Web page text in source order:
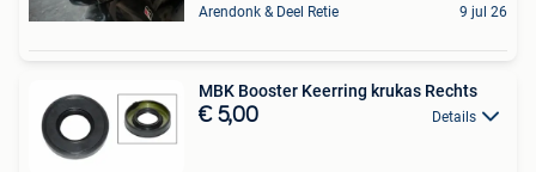
Arendonk & Deel Retie 9 jul 26
MBK Booster Keerring krukas Rechts
€ 5,00 Details